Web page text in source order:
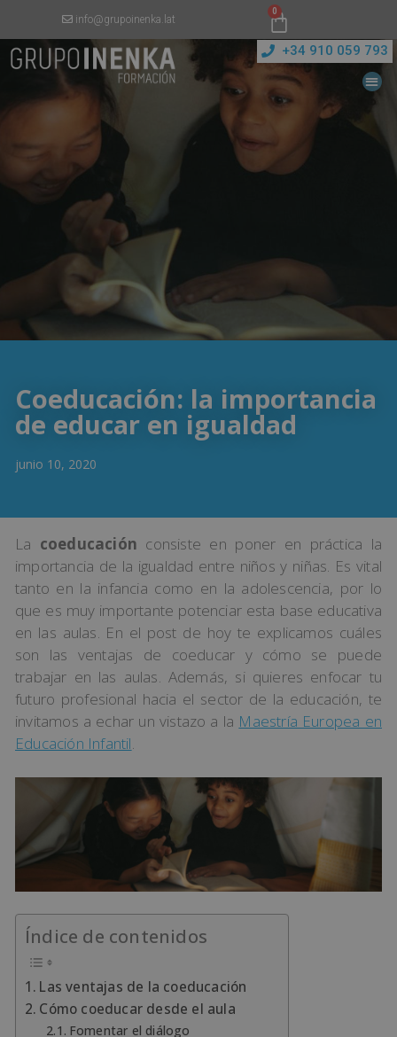
info@grupoinenka.lat
0
+34 910 059 793
Coeducación: la importancia
de educar en igualdad
junio 10, 2020
La coeducación consiste en poner en práctica la
importancia de la igualdad entre niños y niñas. Es vital
tanto en la infancia como en la adolescencia, por lo
que es muy importante potenciar esta base educativa
en las aulas. En el post de hoy te explicamos cuáles
son las ventajas de coeducar y cómo se puede
trabajar en las aulas. Además, si quieres enfocar tu
futuro profesional hacia el sector de la educación, te
invitamos a echar un vistazo a la Maestría Europea en
Educación Infantil.
Índice de contenidos
Las ventajas de la coeducación
Cómo coeducar desde el aula
Fomentar el diálogo